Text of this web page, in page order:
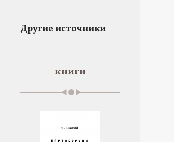
Другие источники
книги